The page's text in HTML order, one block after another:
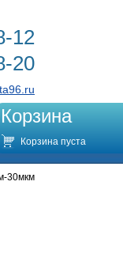
12
20
Корзина
Корзина пуста
30мкм